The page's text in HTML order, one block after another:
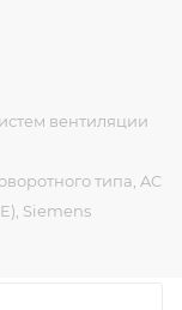
вентиляции
типа, AC
Siemens